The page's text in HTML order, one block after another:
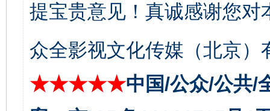
提宝贵意见！真诚感谢您
众全影视文化传媒（北京）
★★★★★中国/公众/公共/
受贿1.44亿！段成刚被判无期 从幼